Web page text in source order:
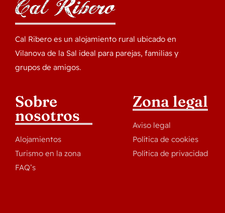
Cal Ribero es un alojamiento rural ubicado en
Vilanova de la Sal ideal para parejas, familias y
grupos de amigos.
Sobre
nosotros
Alojamientos
Turismo en la zona
FAQ’s
Zona legal
Aviso legal
Política de cookies
Política de privacidad